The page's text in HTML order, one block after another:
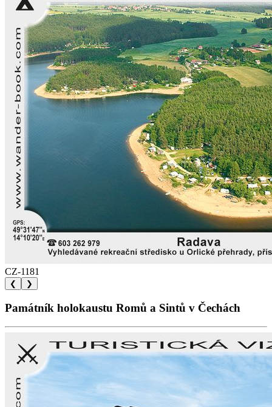
CZ-1181
❮ ❯
Památník holokaustu Romů a Sintů v Čechách